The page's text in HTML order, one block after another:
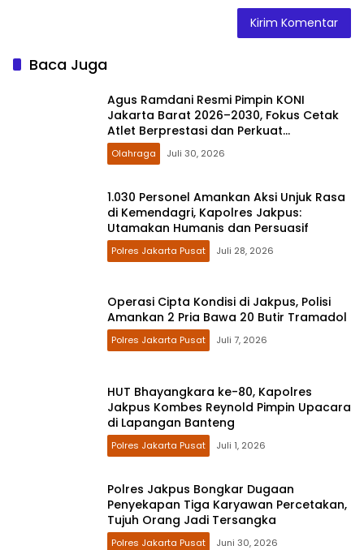
Baca Juga
Agus Ramdani Resmi Pimpin KONI
Jakarta Barat 2026–2030, Fokus Cetak
Atlet Berprestasi dan Perkuat
Pembinaan
Olahraga Juli 30, 2026
1.030 Personel Amankan Aksi Unjuk Rasa
di Kemendagri, Kapolres Jakpus:
Utamakan Humanis dan Persuasif
Polres Jakarta Pusat Juli 28, 2026
Operasi Cipta Kondisi di Jakpus, Polisi
Amankan 2 Pria Bawa 20 Butir Tramadol
Polres Jakarta Pusat Juli 7, 2026
HUT Bhayangkara ke-80, Kapolres
Jakpus Kombes Reynold Pimpin Upacara
di Lapangan Banteng
Polres Jakarta Pusat Juli 1, 2026
Polres Jakpus Bongkar Dugaan
Penyekapan Tiga Karyawan Percetakan,
Tujuh Orang Jadi Tersangka
Polres Jakarta Pusat Juni 30, 2026